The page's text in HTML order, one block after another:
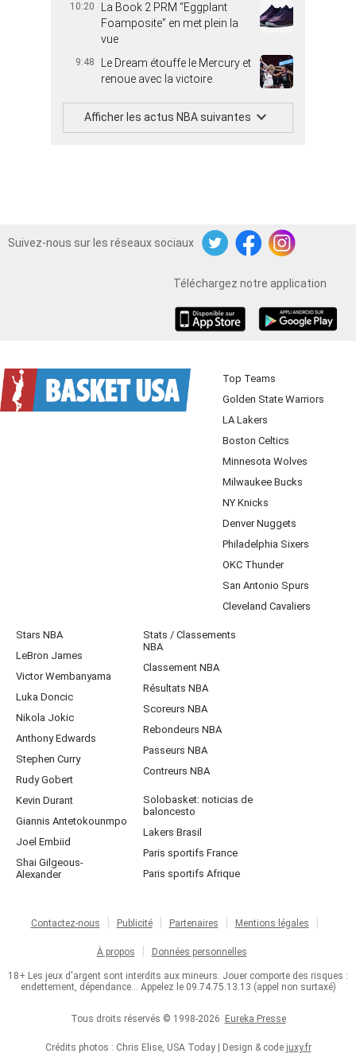
10:20
La Book 2 PRM “Eggplant
Foamposite” en met plein la
vue
9:48
Le Dream étouffe le Mercury et
renoue avec la victoire
Afficher les actus NBA suivantes
Suivez-nous sur les réseaux sociaux
TwitterFacebookInstagram
Téléchargez notre application
Top Teams
Golden State Warriors
LA Lakers
Boston Celtics
Minnesota Wolves
Milwaukee Bucks
NY Knicks
Denver Nuggets
Philadelphia Sixers
OKC Thunder
San Antonio Spurs
Cleveland Cavaliers
Stars NBA
LeBron James
Victor Wembanyama
Luka Doncic
Nikola Jokic
Anthony Edwards
Stephen Curry
Rudy Gobert
Kevin Durant
Giannis Antetokounmpo
Joel Embiid
Shai Gilgeous-
Alexander
Stats / Classements
NBA
Classement NBA
Résultats NBA
Scoreurs NBA
Rebondeurs NBA
Passeurs NBA
Contreurs NBA
Solobasket: noticias de
baloncesto
Lakers Brasil
Paris sportifs France
Paris sportifs Afrique
Contactez-nous Publicité Partenaires Mentions légales
À propos Données personnelles
18+ Les jeux d'argent sont interdits aux mineurs. Jouer comporte des risques :
endettement, dépendance... Appelez le 09.74.75.13.13 (appel non surtaxé)
Tous droits réservés © 1998-2026 Eureka Presse
Crédits photos : Chris Elise, USA Today | Design & code juxy.fr